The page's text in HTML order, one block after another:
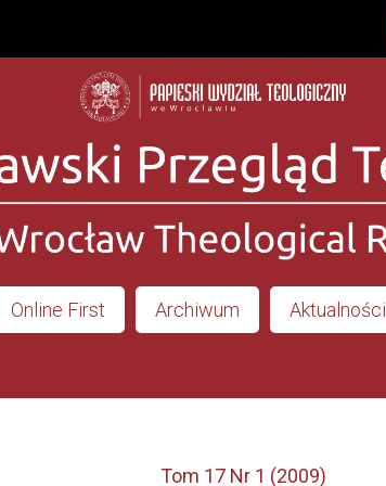
Online First Archiwum Aktualności
Tom 17 Nr 1 (2009)